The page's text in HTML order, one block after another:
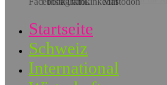
Startseite
Schweiz
International